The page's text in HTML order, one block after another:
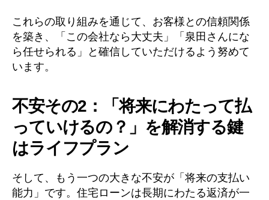
これらの取り組みを通じて、お客様との信頼関係
を築き、「この会社なら大丈夫」「泉田さんにな
ら任せられる」と確信していただけるよう努めて
います。
不安その2：「将来にわたって払
っていけるの？」を解消する鍵
はライフプラン
そして、もう一つの大きな不安が「将来の支払い
能力」です。住宅ローンは長期にわたる返済が一